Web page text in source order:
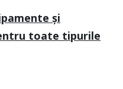
și
toate tipurile